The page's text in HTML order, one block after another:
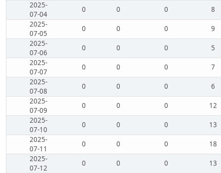
2025-
07-04
0 0 0
8
2025-
07-05
0 0 0
9
2025-
07-06
0 0 0
5
2025-
07-07
0 0 0
7
2025-
07-08
0 0 0
6
2025-
07-09
0 0 0
12
2025-
07-10
0 0 0
13
2025-
07-11
0 0 0
18
2025-
07-12
0 0 0
13